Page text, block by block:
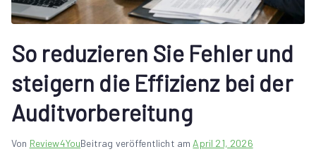
So reduzieren Sie Fehler und
steigern die Effizienz bei der
Auditvorbereitung
Von Review4YouBeitrag veröffentlicht am April 21, 2026